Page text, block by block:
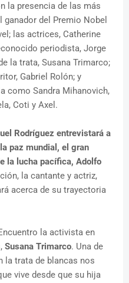
la presencia de las más
del Premio Nobel
las actrices, Catherine
periodista, Jorge
la trata, Susana Trimarco;
Gabriel Rolón; y
como Sandra Mihanovich,
Coti y Axel.
Rodríguez entrevistará a
paz mundial, el gran
la lucha pacífica, Adolfo
la cantante y actriz,
acerca de su trayectoria
la activista en
Susana Trimarco. Una de
la trata de blancas nos
vive desde que su hija